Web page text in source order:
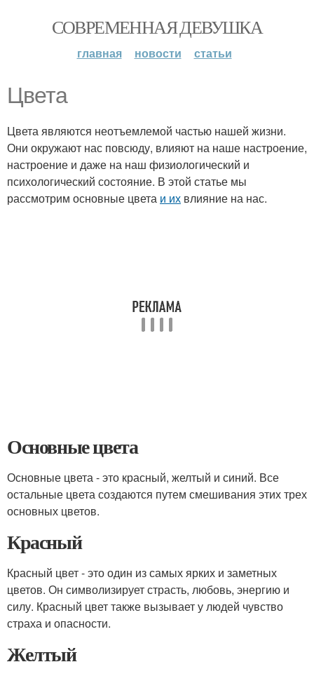
СОВРЕМЕННАЯ ДЕВУШКА
главная новости статьи
Цвета
Цвета являются неотъемлемой частью нашей жизни.
Они окружают нас повсюду, влияют на наше настроение,
настроение и даже на наш физиологический и
психологический состояние. В этой статье мы
рассмотрим основные цвета и их влияние на нас.
Основные цвета
Основные цвета - это красный, желтый и синий. Все
остальные цвета создаются путем смешивания этих трех
основных цветов.
Красный
Красный цвет - это один из самых ярких и заметных
цветов. Он символизирует страсть, любовь, энергию и
силу. Красный цвет также вызывает у людей чувство
страха и опасности.
Желтый